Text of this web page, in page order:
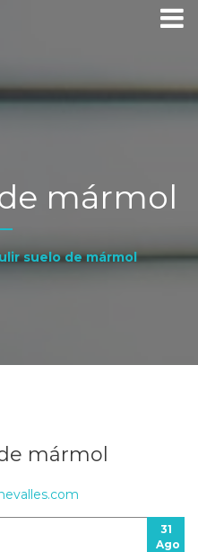
mármol
suelo de mármol
mármol
31
Ago